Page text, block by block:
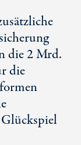
die 2 Mrd.
die